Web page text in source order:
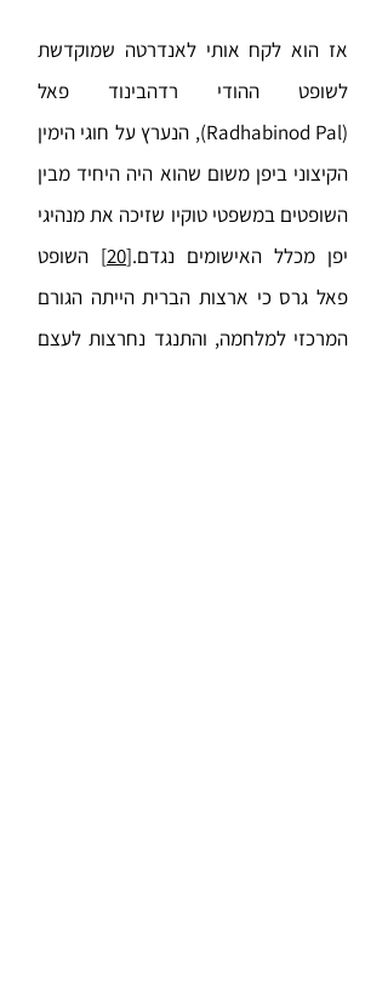
אז הוא לקח אותי לאנדרטה שמוקדשת
לשופט ההודי רדהבינוד פאל
(Radhabinod Pal), הנערץ על חוגי הימין
הקיצוני ביפן משום שהוא היה היחיד מבין
השופטים במשפטי טוקיו שזיכה את מנהיגי
יפן מכלל האישומים נגדם.[20]
השופט
פאל גרס כי ארצות הברית הייתה הגורם
המרכזי למלחמה, והתנגד נחרצות לעצם